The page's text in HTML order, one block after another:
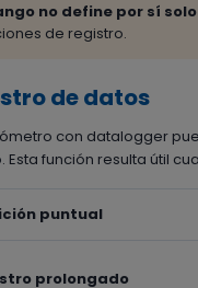
no define por sí
de registro.
de datos
con datalogger
Esta función resulta útil
puntual
prolongado